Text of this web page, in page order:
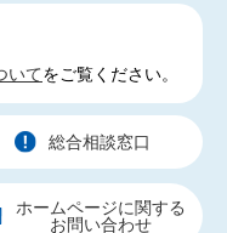
いてをご覧ください。
総合相談窓口
ホームページに関する
お問い合わせ